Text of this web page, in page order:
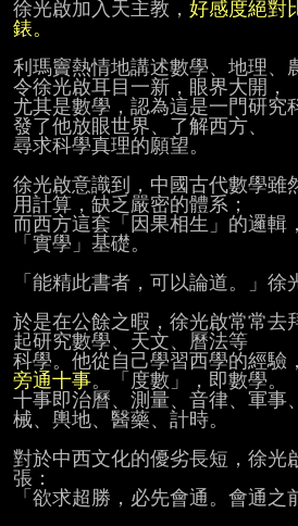
徐光啟加入天主教， 好感度絕對
錶。
利瑪竇熱情地講述數學、地理、
令徐光啟耳目一新，眼界大開，
尤其是數學，認為這是一門研究
發了他放眼世界、了解西方、
尋求科學真理的願望。
徐光啟意識到，中國古代數學雖
用計算，缺乏嚴密的體系；
而西方這套「因果相生」的邏輯
「實學」基礎。
「能精此書者，可以論道。」徐
於是在公餘之暇，徐光啟常常去
起研究數學、天文、曆法等
科學。他從自己學習西學的經驗
旁通十事。「度數」，即數學。
十事即治曆、測量、音律、軍事
械、輿地、醫藥、計時。
對於中西文化的優劣長短，徐光
張：
「欲求超勝，必先會通。會通之